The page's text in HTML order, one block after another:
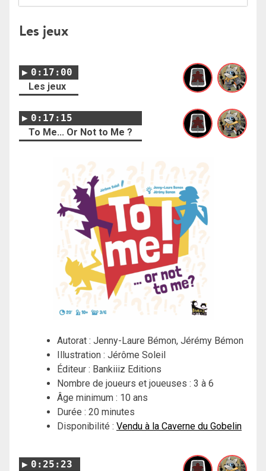
Les jeux
0:17:00
Les jeux
0:17:15
To Me... Or Not to Me ?
Autorat : Jenny-Laure Bémon, Jérémy Bémon
Illustration : Jérôme Soleil
Éditeur : Bankiiiz Editions
Nombre de joueurs et joueuses : 3 à 6
Âge minimum : 10 ans
Durée : 20 minutes
Disponibilité : Vendu à la Caverne du Gobelin
0:25:23